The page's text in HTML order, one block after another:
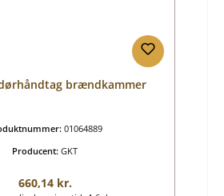
brændkammer
01064889
Producent: GKT
Almindelig pris:
660,14 kr.